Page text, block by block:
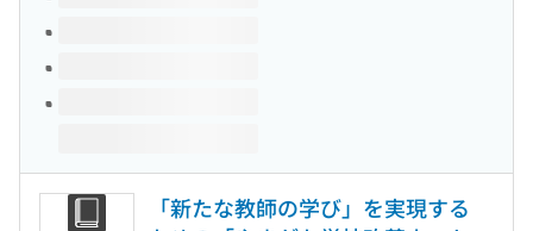
「新たな教師の学び」を実現する